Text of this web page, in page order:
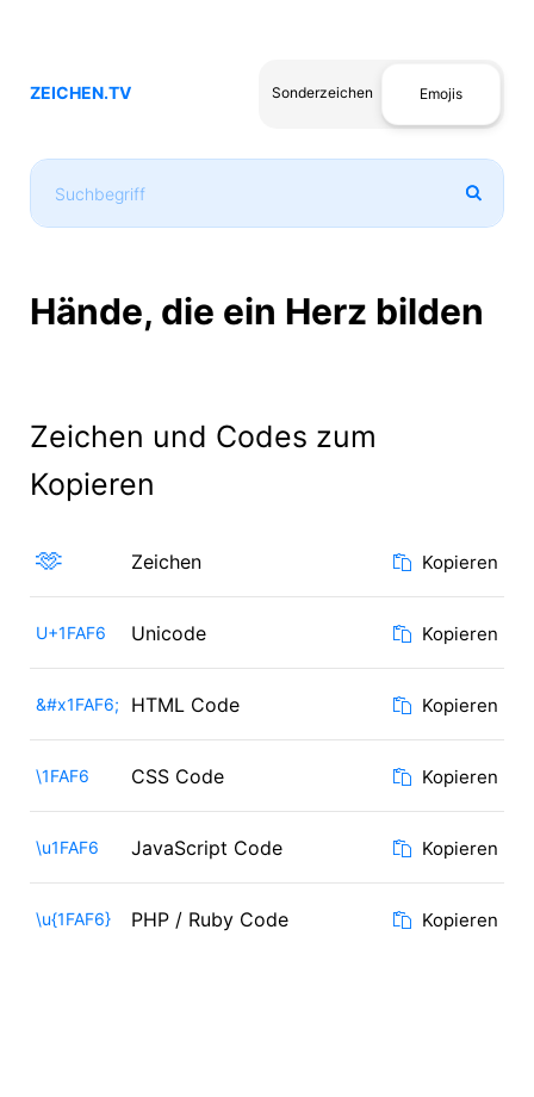
ZEICHEN.TV Sonderzeichen Emojis
Hände, die ein Herz bilden
Zeichen und Codes zum
Kopieren
🫶 Zeichen Kopieren
U+1FAF6 Unicode Kopieren
&#x1FAF6; HTML Code Kopieren
\1FAF6 CSS Code Kopieren
\u1FAF6 JavaScript Code Kopieren
\u{1FAF6} PHP / Ruby Code Kopieren